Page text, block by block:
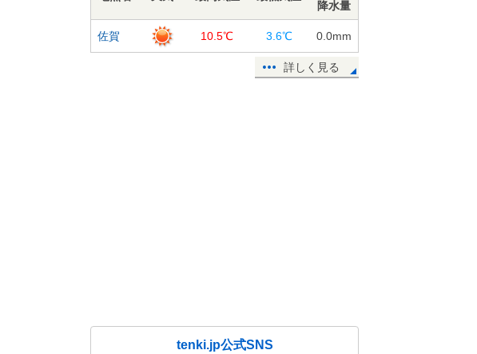
降水量
佐賀 10.5℃ 3.6℃ 0.0mm
詳しく見る
tenki.jp公式SNS